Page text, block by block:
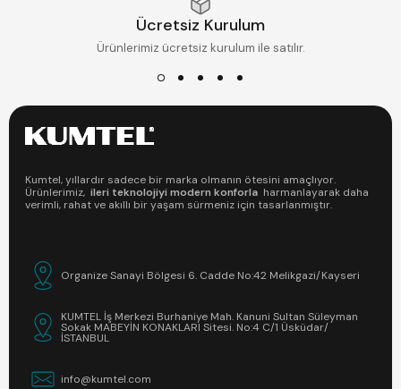
Ücretsiz Kurulum
Ürünlerimiz ücretsiz kurulum ile satılır.
Kumtel, yıllardır sadece bir marka olmanın ötesini amaçlıyor.
Ürünlerimiz, ileri teknolojiyi modern konforla harmanlayarak daha
verimli, rahat ve akıllı bir yaşam sürmeniz için tasarlanmıştır.
Organize Sanayi Bölgesi 6. Cadde No:42 Melikgazi/Kayseri
KUMTEL İş Merkezi Burhaniye Mah. Kanuni Sultan Süleyman
Sokak MABEYİN KONAKLARI Sitesi. No:4 C/1 Üsküdar/
İSTANBUL
info@kumtel.com